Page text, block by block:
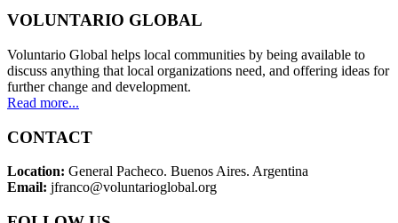
VOLUNTARIO GLOBAL
Voluntario Global helps local communities by being available to
discuss anything that local organizations need, and offering ideas for
further change and development.
Read more...
CONTACT
Location: General Pacheco. Buenos Aires. Argentina
Email: jfranco@voluntarioglobal.org